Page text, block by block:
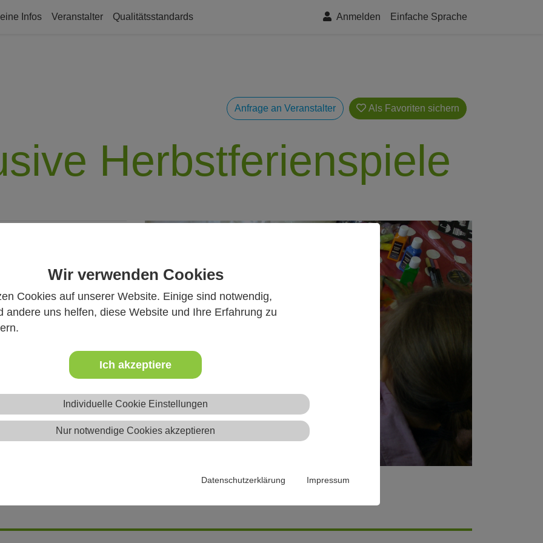
Wir verwenden Cookies
Cookies auf unserer Website. Einige sind notwendig,
andere uns helfen, diese Website und Ihre Erfahrung zu
Ich akzeptiere
Individuelle Cookie Einstellungen
Nur notwendige Cookies akzeptieren
Datenschutzerklärung Impressum
Infos Veranstalter Qualitätsstandards Anmelden Einfache Sprache
Anfrage an Veranstalter Als Favoriten
Herbstferienspiele